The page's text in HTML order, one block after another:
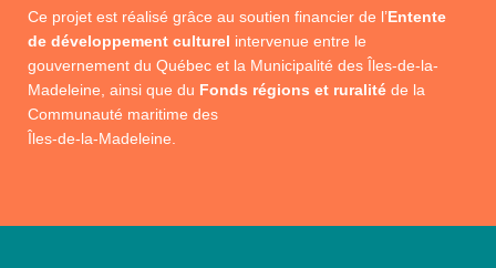
Ce projet est réalisé grâce au soutien financier de l’Entente
de développement culturel intervenue entre le
gouvernement du Québec et la Municipalité des Îles-de-la-
Madeleine, ainsi que du Fonds régions et ruralité de la
Communauté maritime des
Îles-de-la-Madeleine.